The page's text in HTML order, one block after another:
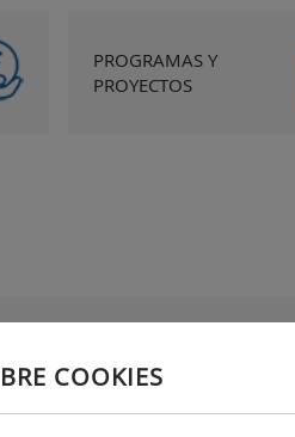
PROGRAMAS Y
PROYECTOS
e identidad gráfica
COOKIES